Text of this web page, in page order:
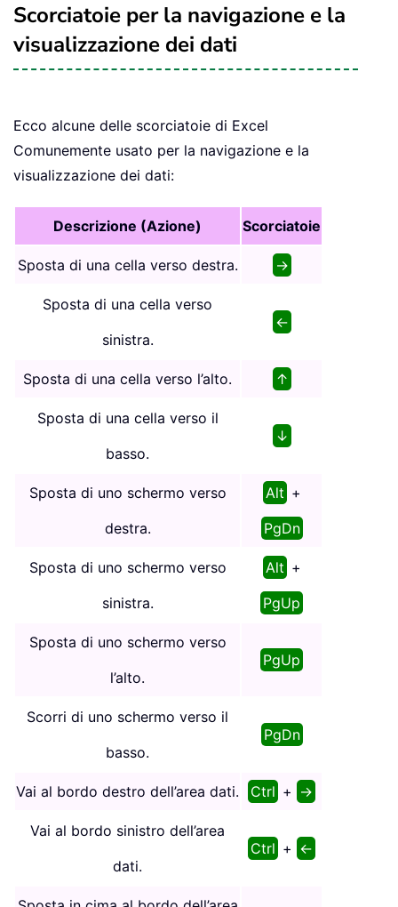
Scorciatoie per la navigazione e la
visualizzazione dei dati
Ecco alcune delle scorciatoie di Excel
Comunemente usato per la navigazione e la
visualizzazione dei dati:
Descrizione (Azione) Scorciatoie
Sposta di una cella verso destra. →
Sposta di una cella verso
sinistra.
←
Sposta di una cella verso l’alto. ↑
Sposta di una cella verso il
basso.
↓
Sposta di uno schermo verso
destra.
Alt +
PgDn
Sposta di uno schermo verso
sinistra.
Alt +
PgUp
Sposta di uno schermo verso
l’alto.
PgUp
Scorri di uno schermo verso il
basso.
PgDn
Vai al bordo destro dell’area dati. Ctrl + →
Vai al bordo sinistro dell’area
dati.
Ctrl + ←